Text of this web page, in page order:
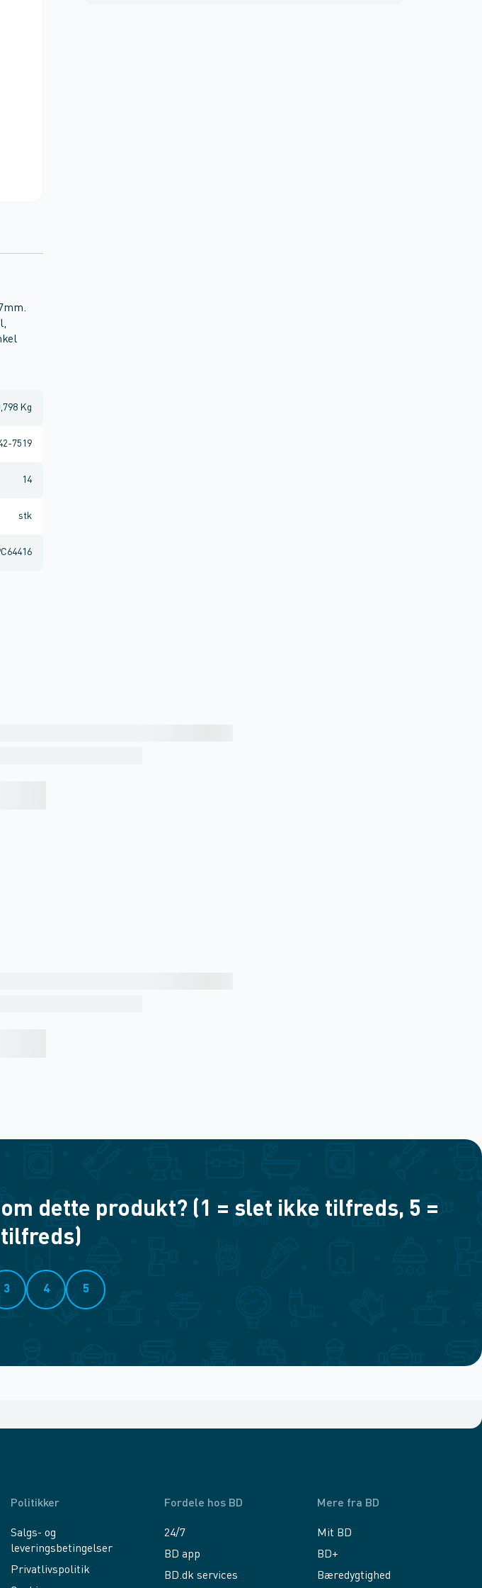
Kg
7519
14
stk
dette produkt? (1 = slet ikke tilfreds, 5 =
3 4 5
Politikker
Salgs- og
leveringsbetingelser
Privatlivspolitik
Fordele hos BD
24/7
BD app
BD.dk services
Mere fra BD
Mit BD
BD+
Bæredygtighed